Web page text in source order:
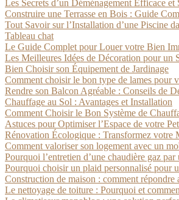
Les Secrets d’un Déménagement Efficace et
Construire une Terrasse en Bois : Guide
Tout Savoir sur l’Installation d’une Piscine
Tableau chat
Le Guide Complet pour Louer votre Bien
Les Meilleures Idées de Décoration pour un
Bien Choisir son Équipement de Jardinage
Comment choisir le bon type de lames pour
Rendre son Balcon Agréable : Conseils de
Chauffage au Sol : Avantages et Installation
Comment Choisir le Bon Système de
Astuces pour Optimiser l’Espace de votre
Rénovation Écologique : Transformez votre
Comment valoriser son logement avec un
Pourquoi l’entretien d’une chaudière gaz
Pourquoi choisir un plaid personnalisé pour
Construction de maison : comment répondre
Le nettoyage de toiture : Pourquoi et